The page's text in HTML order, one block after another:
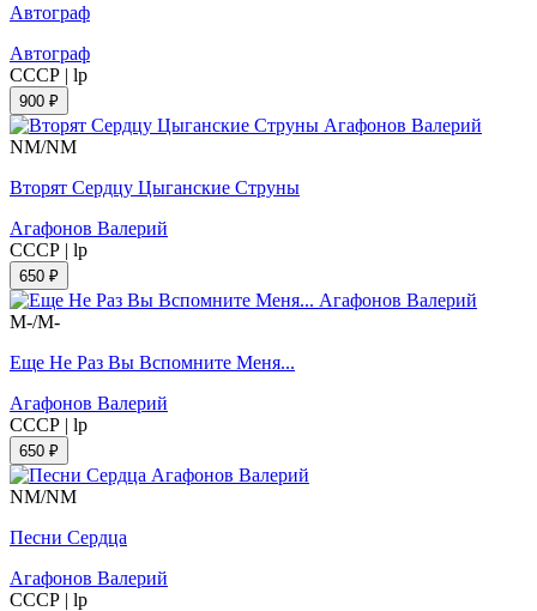
Автограф
Автограф
СССР | lp
900 ₽
NM/NM
Вторят Сердцу Цыганские Струны
Агафонов Валерий
СССР | lp
650 ₽
M-/M-
Еще Не Раз Вы Вспомните Меня...
Агафонов Валерий
СССР | lp
650 ₽
NM/NM
Песни Сердца
Агафонов Валерий
СССР | lp